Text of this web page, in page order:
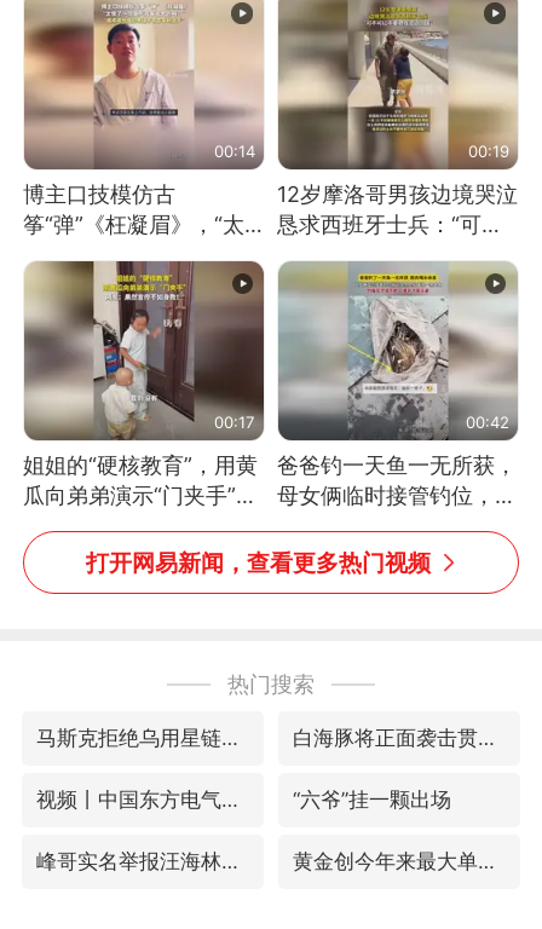
到又舞又武的？
00:14
博主口技模仿古
筝“弹”《枉凝眉》，“太
像了～你是吃古筝长大的
吗？”“或将成为首位考级
不带古筝的选手。”（来
源：新华每日电讯）
00:19
12岁摩洛哥男孩边境哭泣
恳求西班牙士兵：“可不
可以不要把我遣返回国”
00:17
姐姐的“硬核教育”，用黄
瓜向弟弟演示“门夹手”，
网友：果然言传不如身
教！
00:42
爸爸钓一天鱼一无所获，
母女俩临时接管钓位，用
玩具鱼竿钓上大鱼
打开网易新闻，查看更多热门视频
热门搜索
马斯克拒绝乌用星链打击俄境内目标 白海豚将正面袭击贯穿浙江
视频丨中国东方电气集团原党组副书记、董事宋致远被查 “六爷”挂一颗出场
峰哥实名举报汪海林偷税漏税 黄金创今年来最大单周涨幅